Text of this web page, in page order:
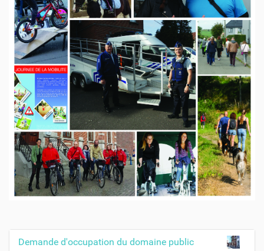
N
Demande d'occupation du domaine public